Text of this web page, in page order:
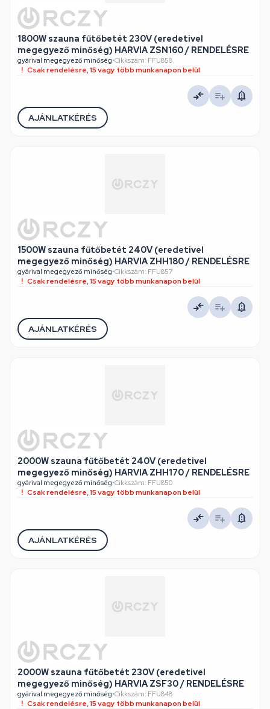
1800W szauna fűtőbetét 230V (eredetivel
megegyező minőség) HARVIA ZSN160 / RENDELÉSRE
gyárival megegyező minőség•Cikkszám: FFU858
Csak rendelésre, 15 vagy több munkanapon belül
AJÁNLATKÉRÉS
1500W szauna fűtőbetét 240V (eredetivel
megegyező minőség) HARVIA ZHH180 / RENDELÉSRE
gyárival megegyező minőség•Cikkszám: FFU857
Csak rendelésre, 15 vagy több munkanapon belül
AJÁNLATKÉRÉS
2000W szauna fűtőbetét 240V (eredetivel
megegyező minőség) HARVIA ZHH170 / RENDELÉSRE
gyárival megegyező minőség•Cikkszám: FFU850
Csak rendelésre, 15 vagy több munkanapon belül
AJÁNLATKÉRÉS
2000W szauna fűtőbetét 230V (eredetivel
megegyező minőség) HARVIA ZSF30 / RENDELÉSRE
gyárival megegyező minőség•Cikkszám: FFU848
Csak rendelésre, 15 vagy több munkanapon belül